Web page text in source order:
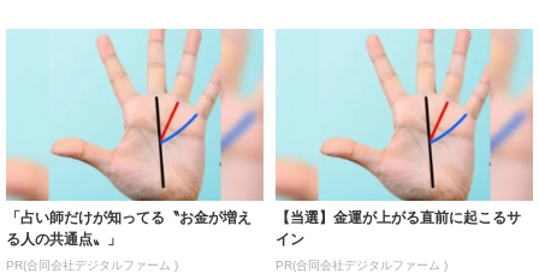
「占い師だけが知ってる〝お金が増え
る人の共通点〟」
PR(合同会社デジタルファーム )
【当選】金運が上がる直前に起こるサ
イン
PR(合同会社デジタルファーム )